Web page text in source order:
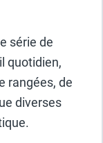
série de
quotidien,
rangées, de
diverses